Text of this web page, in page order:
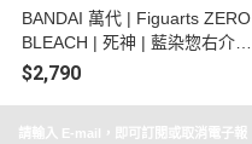
BANDAI 萬代 | Figuarts ZERO
BLEACH | 死神 | 藍染惣右介 |
崩玉融合Ver. 全新未拆
$2,790
請輸入 E-mail，即可訂閱或取消電子報